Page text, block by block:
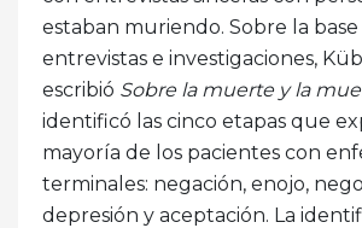
estaban muriendo. Sobre la base
entrevistas e investigaciones,
escribió Sobre la muerte y la
identificó las cinco etapas que
mayoría de los pacientes con
terminales: negación, enojo,
depresión y aceptación. La